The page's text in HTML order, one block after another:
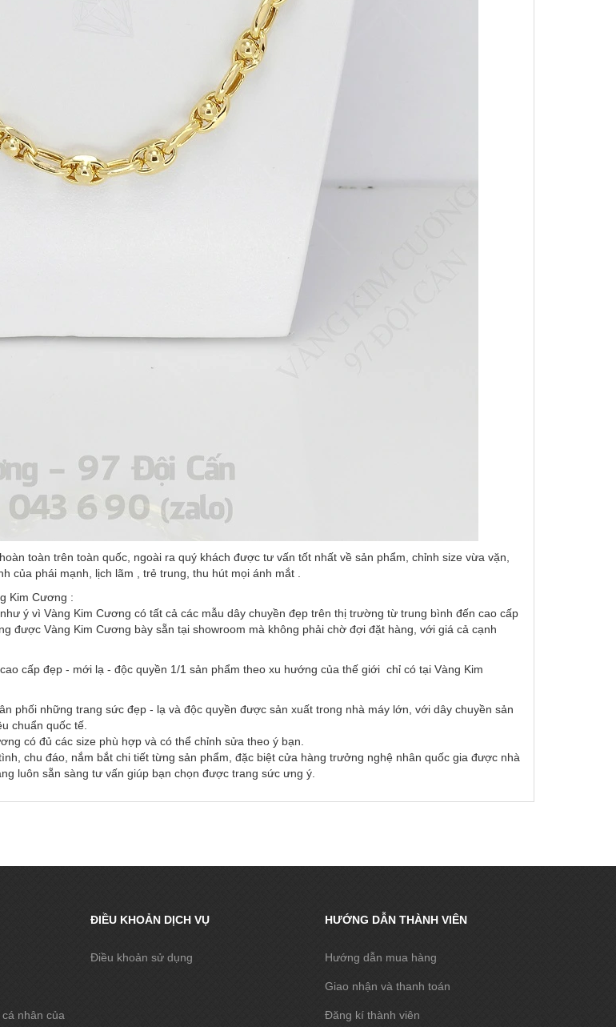
toàn trên toàn quốc, ngoài ra quý khách được tư vấn tốt nhất về sản phẩm, chỉnh size vừa vặn,
phái mạnh, lịch lãm , trẻ trung, thu hút mọi ánh mắt .
Kim Cương :
ý vì Vàng Kim Cương có tất cả các mẫu dây chuyền đẹp trên thị trường từ trung bình đến cao cấp
được Vàng Kim Cương bày sẵn tại showroom mà không phải chờ đợi đặt hàng, với giá cả cạnh
cấp đẹp - mới lạ - độc quyền 1/1 sản phẩm theo xu hướng của thế giới chỉ có tại Vàng Kim
phối những trang sức đẹp - lạ và độc quyền được sản xuất trong nhà máy lớn, với dây chuyền sản
chuẩn quốc tế.
có đủ các size phù hợp và có thể chỉnh sửa theo ý bạn.
chu đáo, nắm bắt chi tiết từng sản phẩm, đặc biệt cửa hàng trưởng nghệ nhân quốc gia được nhà
luôn sẵn sàng tư vấn giúp bạn chọn được trang sức ưng ý.
nhân của
ĐIỀU KHOẢN DỊCH VỤ
Điều khoản sử dụng
HƯỚNG DẪN THÀNH VIÊN
Hướng dẫn mua hàng
Giao nhận và thanh toán
Đăng kí thành viên